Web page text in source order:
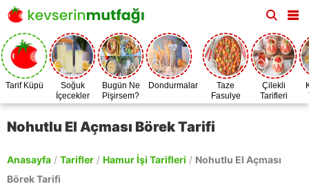
Tarif Küpü
Soğuk
İçecekler
Bugün Ne
Pişirsem?
Dondurmalar
Taze
Fasulye
Zamanı
Çilekli
Tarifleri
Nohutlu El Açması Börek Tarifi
Anasayfa / Tarifler / Hamur İşi Tarifleri / Nohutlu El Açması
Börek Tarifi